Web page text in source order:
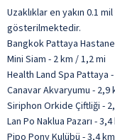
Uzaklıklar en yakın 0.1
gösterilmektedir.
Bangkok Pattaya
Mini Siam - 2 km / 1,2 mi
Health Land Spa Pattaya
Canavar Akvaryumu - 2,9
Siriphon Orkide Çiftliği -
Lan Po Naklua Pazarı -
Pipo Pony Kulübü - 3,4